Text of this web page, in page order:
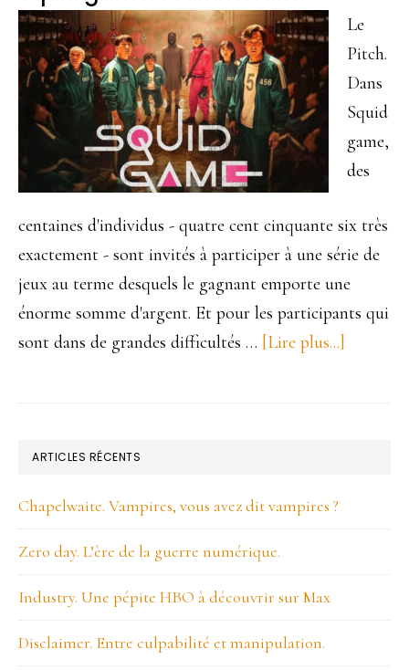
Le
Pitch.
Dans
Squid
game,
des
centaines d'individus - quatre cent cinquante six très
exactement - sont invités à participer à une série de
jeux au terme desquels le gagnant emporte une
énorme somme d'argent. Et pour les participants qui
sont dans de grandes difficultés … [Lire plus...]
game.
BARRE
LATÉRALE
PRINCIPALE
ARTICLES RÉCENTS
Chapelwaite. Vampires, vous avez dit vampires ?
Zero day. L’ère de la guerre numérique.
Industry. Une pépite HBO à découvrir sur Max
Disclaimer. Entre culpabilité et manipulation.